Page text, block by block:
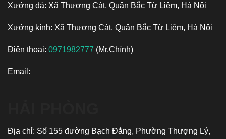
Xưởng đá: Xã Thượng Cát, Quận Bắc Từ Liêm, Hà Nội
Xưởng kính: Xã Thượng Cát, Quận Bắc Từ Liêm, Hà Nội
Điện thoại: 0971982777 (Mr.Chính)
Email:
Địa chỉ: Số 155 đường Bạch Đằng, Phường Thượng Lý,